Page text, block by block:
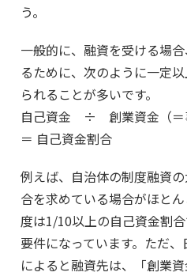
う。
一般的に、融資を受ける場
るために、次のように一定
られることが多いです。
自己資金 ÷ 創業資金（＝
＝ 自己資金割合
例えば、自治体の制度融資
合を求めている場合がほと
度は1/10以上の自己資金割
要件になっています。ただ
によると融資先は、「創業